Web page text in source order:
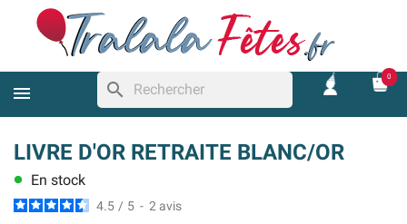
search
0
LIVRE D'OR RETRAITE BLANC/OR
lens En stock
4.5 / 5 - 2 avis